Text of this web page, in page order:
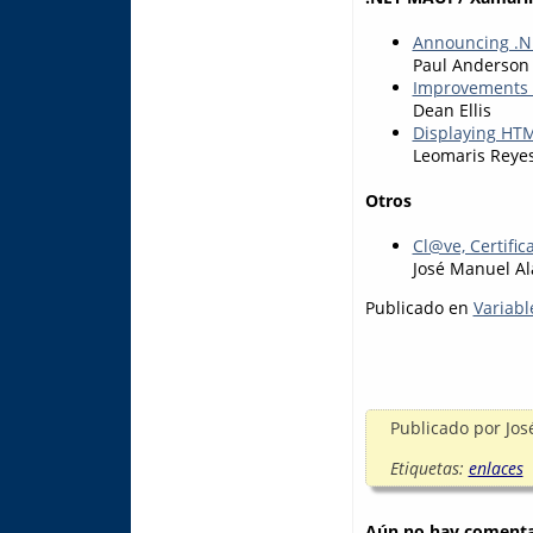
Announcing
Paul Anderson
Dean Ellis
Displaying
Leomaris
Otros
Cl@ve,
José Manuel
Publicado en
Publicado por
Etiquetas: enlaces